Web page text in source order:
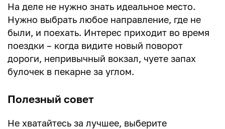
На деле не нужно знать идеальное место.
Нужно выбрать любое направление, где не
были, и поехать. Интерес приходит во время
поездки – когда видите новый поворот
дороги, непривычный вокзал, чуете запах
булочек в пекарне за углом.
Полезный совет
Не хватайтесь за лучшее, выберите